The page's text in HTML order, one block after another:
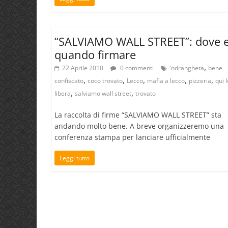
“SALVIAMO WALL STREET”: dove
quando firmare
22 Aprile 2010 0 commenti 'ndrangheta, bene
confiscato, coco trovato, Lecco, mafia a lecco, pizzeria, qui
libera, salviamo wall street, trovato
La raccolta di firme “SALVIAMO WALL STREET” sta
andando molto bene. A breve organizzeremo una
conferenza stampa per lanciare ufficialmente
Leggi tutto